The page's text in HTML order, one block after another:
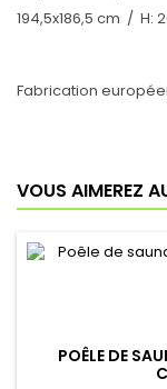
194,5x186,5 cm / H:
Fabrication
VOUS AIMEREZ
POÊLE DE